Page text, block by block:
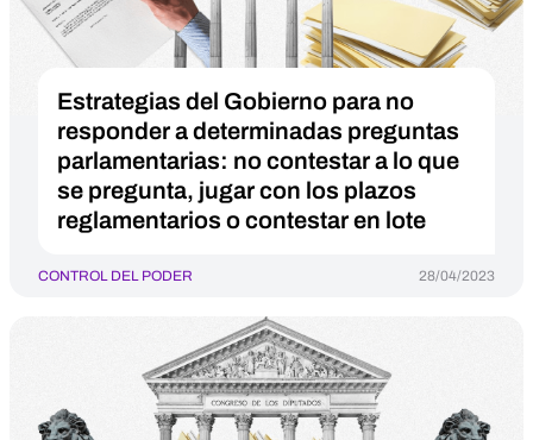
Estrategias del Gobierno para no
responder a determinadas preguntas
parlamentarias: no contestar a lo que
se pregunta, jugar con los plazos
reglamentarios o contestar en lote
CONTROL DEL PODER 28/04/2023